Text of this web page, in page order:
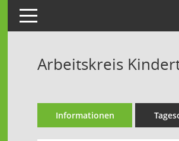
Toggle navigation
Arbeitskreis
Informationen